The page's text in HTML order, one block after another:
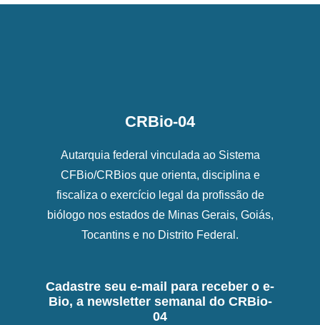
CRBio-04
Autarquia federal vinculada ao Sistema
CFBio/CRBios que orienta, disciplina e
fiscaliza o exercício legal da profissão de
biólogo nos estados de Minas Gerais, Goiás,
Tocantins e no Distrito Federal.
Cadastre seu e-mail para receber o e-
Bio, a newsletter semanal do CRBio-
04